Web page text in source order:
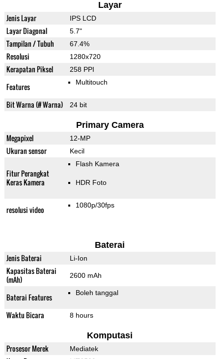
Layar
Jenis Layar IPS LCD
Layar Diagonal 5.7"
Tampilan / Tubuh 67.4%
Resolusi 1280x720
Kerapatan Piksel 258 PPI
Features Multitouch
Bit Warna (# Warna) 24 bit
Primary Camera
Megapixel 12-MP
Ukuran sensor Kecil
Fitur Perangkat
Keras Kamera
Flash Kamera
HDR Foto
resolusi video 1080p/30fps
Baterai
Jenis Baterai Li-Ion
Kapasitas Baterai
(mAh)
2600 mAh
Baterai Features Boleh tanggal
Waktu Bicara 8 hours
Komputasi
Prosesor Merek Mediatek